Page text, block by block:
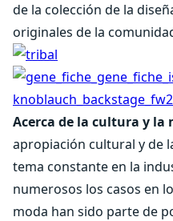
de la colección de la
originales de la
Acerca de la cultura y la
apropiación cultural y de
tema constante en la
numerosos los casos en
moda han sido parte de